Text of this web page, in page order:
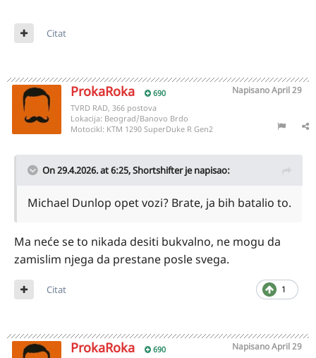
Citat
ProkaRoka 690 NapisanoApril 29
TVRD RAD, 366 postova
Lokacija: Beograd/Banovo Brdo
Motocikl: KTM 1290 SuperDuke R Gen2
On 29.4.2026. at 6:25,Shortshifterje napisao:
Michael Dunlop opet vozi? Brate, ja bih batalio to.
Ma neće se to nikada desiti bukvalno, ne mogu da
zamislim njega da prestane posle svega.
1
Citat
ProkaRoka 690 NapisanoApril 29